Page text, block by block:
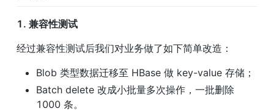
1. 兼容性测试
经过兼容性测试后我们对业务做了如下简单改造：
Blob 类型数据迁移至 HBase 做 key-value 存储；
Batch delete 改成小批量多次操作，一批删除
1000 条。